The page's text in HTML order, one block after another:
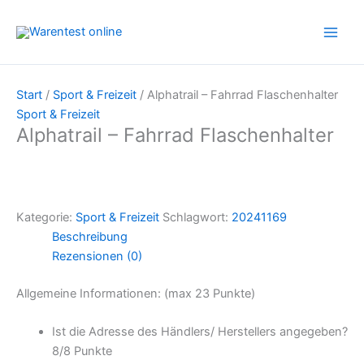
Inhalt
Start / Sport & Freizeit / Alphatrail – Fahrrad Flaschenhalter
Sport & Freizeit
Alphatrail – Fahrrad Flaschenhalter
Kategorie: Sport & Freizeit Schlagwort: 20241169
Beschreibung
Rezensionen (0)
Allgemeine Informationen: (max 23 Punkte)
Ist die Adresse des Händlers/ Herstellers angegeben?
8/8 Punkte